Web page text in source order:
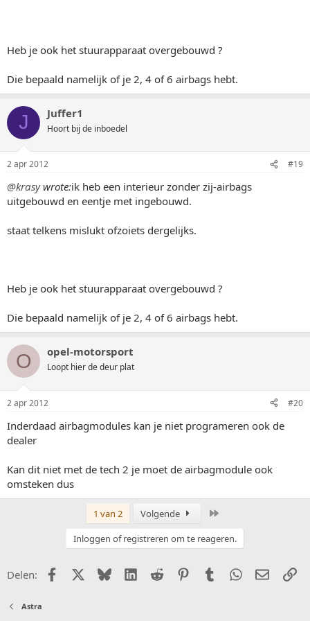
Heb je ook het stuurapparaat overgebouwd ?
Die bepaald namelijk of je 2, 4 of 6 airbags hebt.
J Juffer1
Hoort bij de inboedel
2 apr 2012 #19
@krasywrote:ik heb een interieur zonder zij-airbags
uitgebouwd en eentje met ingebouwd.
staat telkens mislukt ofzoiets dergelijks.
Heb je ook het stuurapparaat overgebouwd ?
Die bepaald namelijk of je 2, 4 of 6 airbags hebt.
O opel-motorsport
Loopt hier de deur plat
2 apr 2012 #20
Inderdaad airbagmodules kan je niet programeren ook de
dealer
Kan dit niet met de tech 2 je moet de airbagmodule ook
omsteken dus
1 van 2 Volgende
Inloggen of registreren om te reageren.
Delen: FacebookX (Twitter)
BlueskyLinkedIn
Reddit PinterestTumblr WhatsApp
E-mail
Astra